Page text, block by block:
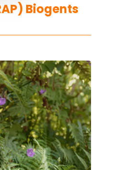
Biogents